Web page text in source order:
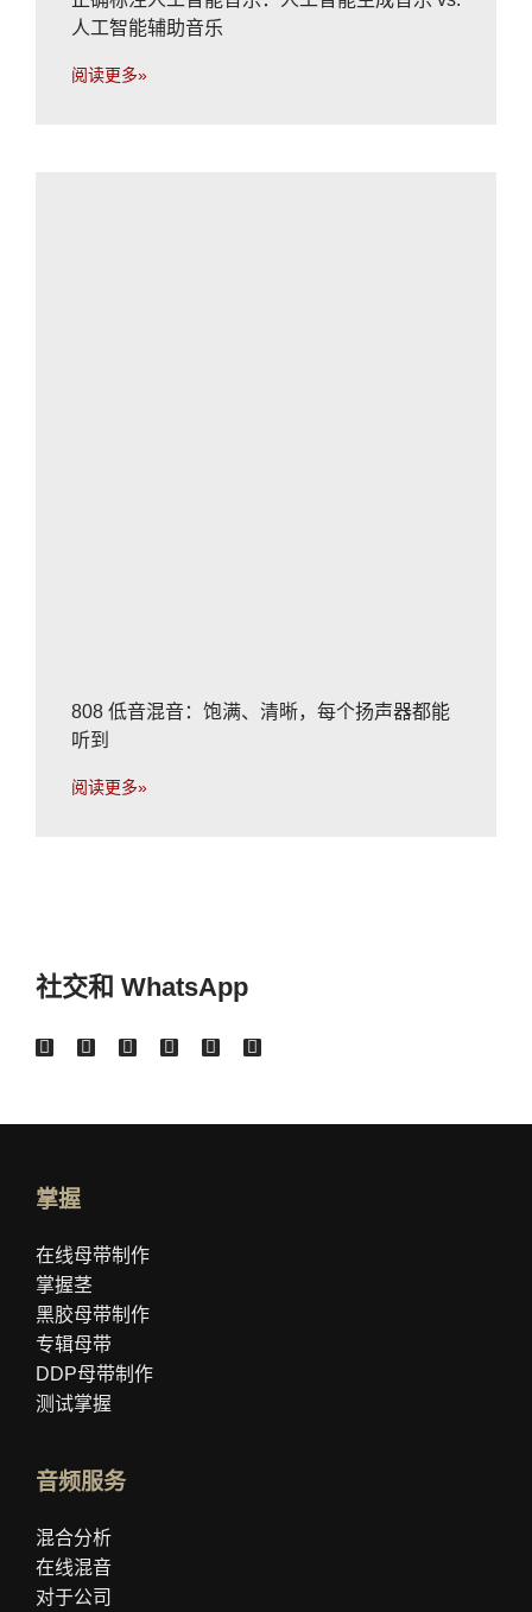
人工智能辅助音乐
阅读更多»
808 低音混音：饱满、清晰，每个扬声器都能
听到
阅读更多»
社交和 WhatsApp
掌握
在线母带制作
掌握茎
黑胶母带制作
专辑母带
DDP母带制作
测试掌握
音频服务
混合分析
在线混音
对于公司